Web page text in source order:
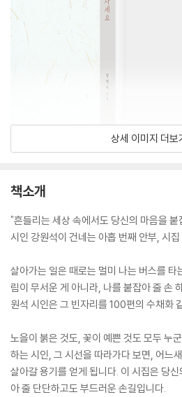
상세 이미지 더보
책소개
"흔들리는 세상 속에서도 당신의 마음을
시인 강원석이 건네는 아홉 번째 안부, 시
살아가는 일은 때로는 멀미 나는 버스를 타
림이 무서운 게 아니라, 나를 붙잡아 줄 손
원석 시인은 그 빈자리를 100편의 수채화
노을이 붉은 것도, 꽃이 예쁜 것도 모두 누
하는 시인, 그 시선을 따라가다 보면, 어느
살아갈 용기를 얻게 됩니다. 이 시집은 당
아 줄 단단하고도 부드러운 손길입니다.